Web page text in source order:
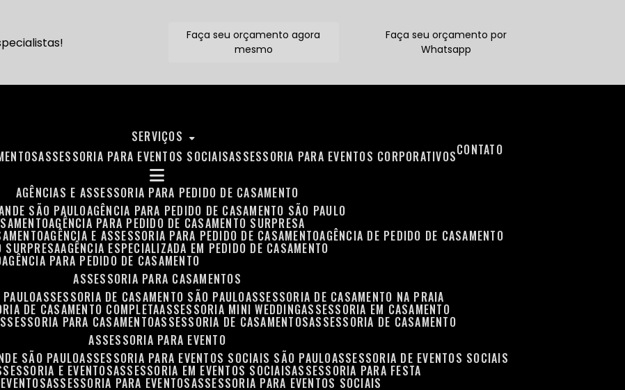
Faça seu orçamento agora
mesmo
Faça seu orçamento por
Whatsapp
SERVIÇOS
ASSESSORIA PARA EVENTOS SOCIAIS ASSESSORIA PARA EVENTOS CORPORATIVOS CONTATO
AGÊNCIAS E ASSESSORIA PARA PEDIDO DE CASAMENTO
SÃO PAULO AGÊNCIA PARA PEDIDO DE CASAMENTO SÃO PAULO
AGÊNCIA PARA PEDIDO DE CASAMENTO SURPRESA
AGÊNCIA E ASSESSORIA PARA PEDIDO DE CASAMENTO AGÊNCIA DE PEDIDO DE CASAMENTO
SURPRESA AGÊNCIA ESPECIALIZADA EM PEDIDO DE CASAMENTO
AGÊNCIA PARA PEDIDO DE CASAMENTO
ASSESSORIA PARA CASAMENTOS
PAULO ASSESSORIA DE CASAMENTO SÃO PAULO ASSESSORIA DE CASAMENTO NA PRAIA
DE CASAMENTO COMPLETA ASSESSORIA MINI WEDDING ASSESSORIA EM CASAMENTO
ASSESSORIA PARA CASAMENTO ASSESSORIA DE CASAMENTOS ASSESSORIA DE CASAMENTO
ASSESSORIA PARA EVENTO
SÃO PAULO ASSESSORIA PARA EVENTOS SOCIAIS SÃO PAULO ASSESSORIA DE EVENTOS SOCIAIS
E EVENTOS ASSESSORIA EM EVENTOS SOCIAIS ASSESSORIA PARA FESTA
ASSESSORIA PARA EVENTOS ASSESSORIA PARA EVENTOS SOCIAIS